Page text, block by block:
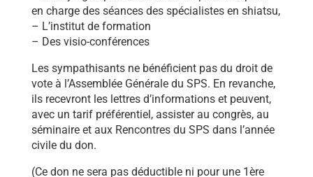
en charge des séances des spécialistes en shiatsu,
– L’institut de formation
– Des visio-conférences
Les sympathisants ne bénéficient pas du droit de
vote à l’Assemblée Générale du SPS. En revanche,
ils recevront les lettres d’informations et peuvent,
avec un tarif préférentiel, assister au congrès, au
séminaire et aux Rencontres du SPS dans l’année
civile du don.
(Ce don ne sera pas déductible ni pour une 1ère